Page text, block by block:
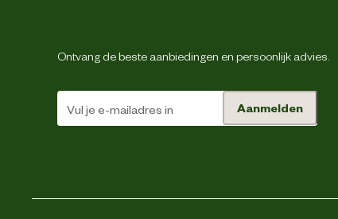
Ontvang de beste aanbiedingen en persoonlijk advies.
Aanmelden